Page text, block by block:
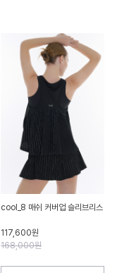
cool_8 매쉬 커버업 슬리브리스
117,600원
168,000원